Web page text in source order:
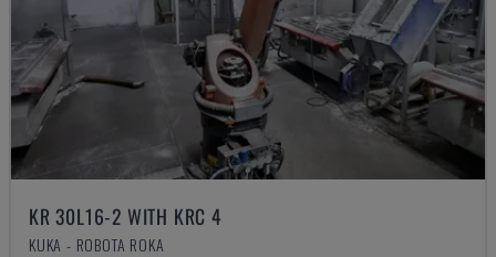
KR 30L16-2 WITH KRC 4
KUKA - ROBOTA ROKA